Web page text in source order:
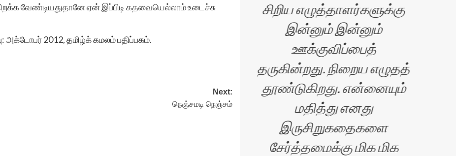
வேண்டியதுதானே ஏன் இப்பிடி கதவையெல்லாம் உடைச்சு
அக்டோபர் 2012, தமிழ்க் கமலம் பதிப்பகம்.
Next:
நெஞ்சமடி நெஞ்சம்
சிறிய எழுத்தாளர்களுக்கு
இன்னும் இன்னும்
ஊக்குவிப்பைத்
தருகின்றது. நிறைய எழுதத்
தூண்டுகிறது. என்னையும்
மதித்து எனது
இருசிறுகதைகளை
சேர்த்தமைக்கு மிக மிக